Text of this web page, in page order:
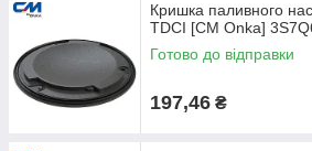
Кришка паливного
TDCI [СМ Onka]
Готово до відправки
197,46 ₴